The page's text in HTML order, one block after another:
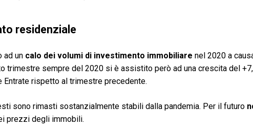
residenziale
ad un calo dei volumi di investimento immobiliare nel 2020 a
trimestre sempre del 2020 si è assistito però ad una crescita del
Entrate rispetto al trimestre precedente.
sono rimasti sostanzialmente stabili dalla pandemia. Per il futuro
prezzi degli immobili.